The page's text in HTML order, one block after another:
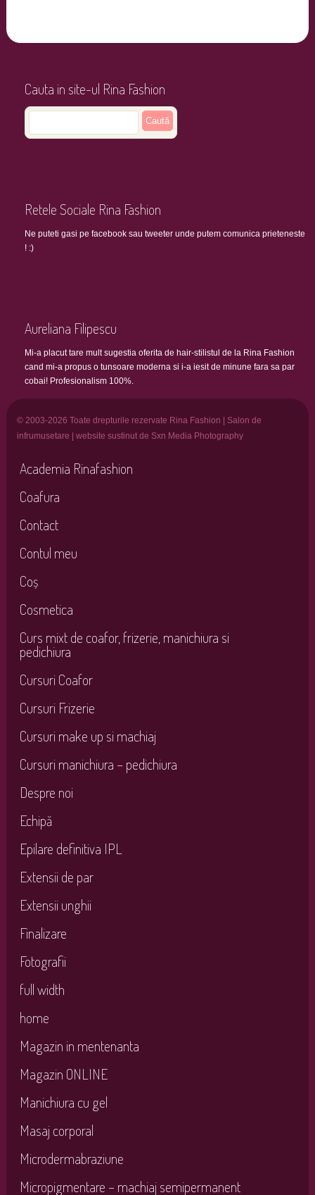
Cauta in site-ul Rina Fashion
Retele Sociale Rina Fashion
Ne puteti gasi pe facebook sau tweeter unde putem comunica prieteneste
! :)
Aureliana Filipescu
Mi-a placut tare mult sugestia oferita de hair-stilistul de la Rina Fashion
cand mi-a propus o tunsoare moderna si i-a iesit de minune fara sa par
cobai! Profesionalism 100%.
© 2003-2026 Toate drepturile rezervate Rina Fashion | Salon de
infrumusetare | website sustinut de Sxn Media Photography
Academia Rinafashion
Coafura
Contact
Contul meu
Coș
Cosmetica
Curs mixt de coafor, frizerie, manichiura si
pedichiura
Cursuri Coafor
Cursuri Frizerie
Cursuri make up si machiaj
Cursuri manichiura – pedichiura
Despre noi
Echipă
Epilare definitiva IPL
Extensii de par
Extensii unghii
Finalizare
Fotografii
full width
home
Magazin in mentenanta
Magazin ONLINE
Manichiura cu gel
Masaj corporal
Microdermabraziune
Micropigmentare – machiaj semipermanent